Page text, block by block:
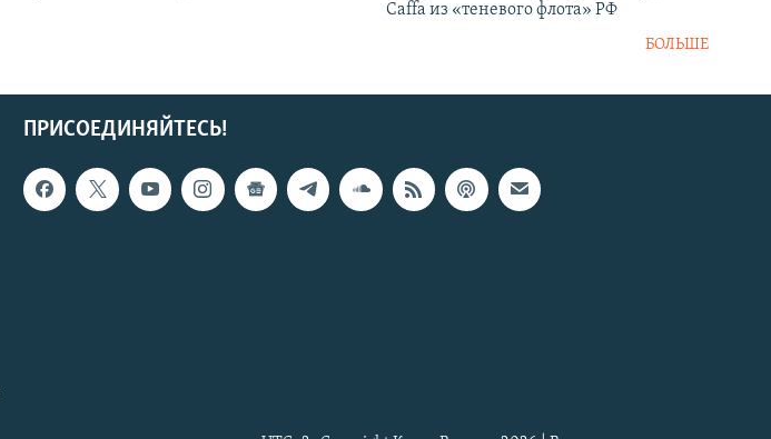
Caffa из «теневого флота» РФ
БОЛЬШЕ
ПРИСОЕДИНЯЙТЕСЬ!